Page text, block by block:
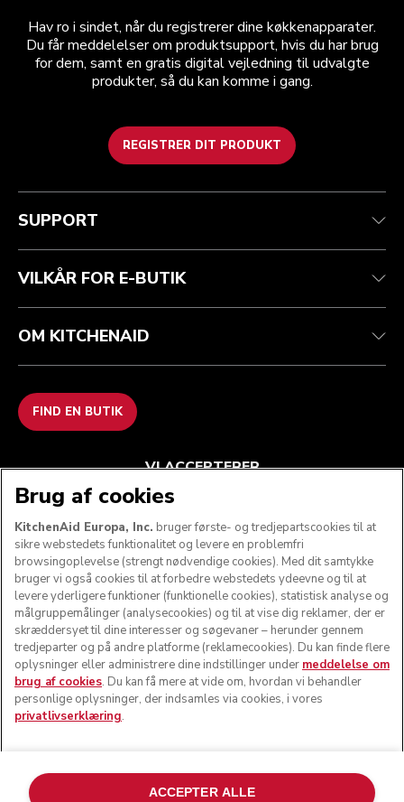
Hav ro i sindet, når du registrerer dine køkkenapparater.
Du får meddelelser om produktsupport, hvis du har brug
for dem, samt en gratis digital vejledning til udvalgte
produkter, så du kan komme i gang.
REGISTRER DIT PRODUKT
Health check
Spor din ordre
Garanti og dokumenter
Ofte stillede spørgsmål
Vilkår og betingelser
Returnering og refusion
Imprint
ODR
Mærket
Find en butik
SUPPORT
VILKÅR FOR E-BUTIK
OM KITCHENAID
FIND EN BUTIK
VI ACCEPTERER
FØLG OS
KitchenAid og køkkenmaskinens design er varemærker i
Brug af cookies
KitchenAid Europa, Inc. bruger første- og tredjepartscookies til at
sikre webstedets funktionalitet og levere en problemfri
browsingoplevelse (strengt nødvendige cookies). Med dit samtykke
bruger vi også cookies til at forbedre webstedets ydeevne og til at
levere yderligere funktioner (funktionelle cookies), statistisk analyse og
målgruppemålinger (analysecookies) og til at vise dig reklamer, der er
skræddersyet til dine interesser og søgevaner – herunder gennem
tredjeparter og på andre platforme (reklamecookies). Du kan finde flere
oplysninger eller administrere dine indstillinger under meddelelse om
brug af cookies. Du kan få mere at vide om, hvordan vi behandler
personlige oplysninger, der indsamles via cookies, i vores
privatlivserklæring.
ACCEPTER ALLE